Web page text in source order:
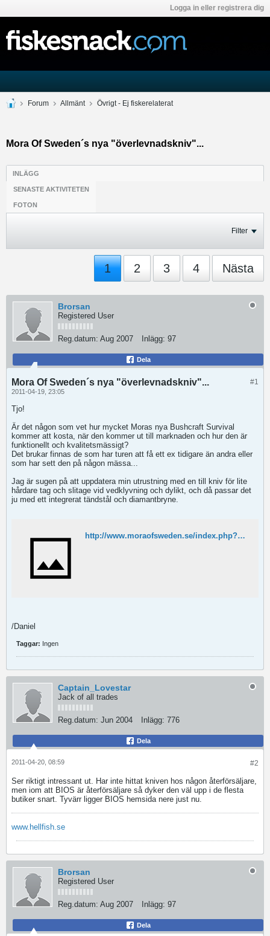
Logga in eller registrera dig
Forum Allmänt Övrigt - Ej fiskerelaterat
Mora Of Sweden´s nya "överlevnadskniv"...
INLÄGG
SENASTE AKTIVITETEN
FOTON
Filter
1 2 3 4 Nästa
Brorsan
Registered User
Reg.datum: Aug 2007 Inlägg: 97
Dela
#1
Mora Of Sweden´s nya "överlevnadskniv"...
2011-04-19, 23:05
Tjo!
Är det någon som vet hur mycket Moras nya Bushcraft Survival
kommer att kosta, när den kommer ut till marknaden och hur den är
funktionellt och kvalitetsmässigt?
Det brukar finnas de som har turen att få ett ex tidigare än andra eller
som har sett den på någon mässa...
Jag är sugen på att uppdatera min utrustning med en till kniv för lite
hårdare tag och slitage vid vedklyvning och dylikt, och då passar det
ju med ett integrerat tändstål och diamantbryne.
http://www.moraofsweden.se/index.php?cid=492
/Daniel
Taggar: Ingen
Captain_Lovestar
Jack of all trades
Reg.datum: Jun 2004 Inlägg: 776
Dela
#2
2011-04-20, 08:59
Ser riktigt intressant ut. Har inte hittat kniven hos någon återförsäljare,
men iom att BIOS är återförsäljare så dyker den väl upp i de flesta
butiker snart. Tyvärr ligger BIOS hemsida nere just nu.
www.hellfish.se
Brorsan
Registered User
Reg.datum: Aug 2007 Inlägg: 97
Dela